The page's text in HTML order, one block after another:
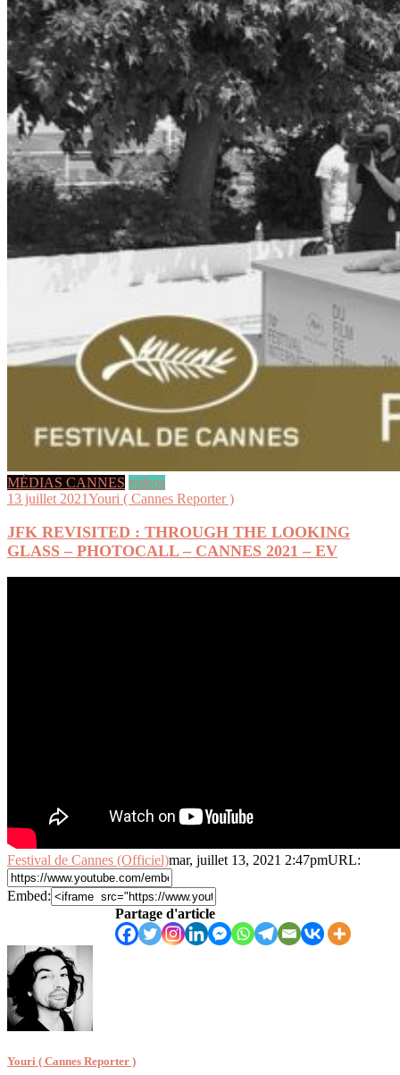
MÉDIAS CANNES videos
13 juillet 2021Youri ( Cannes Reporter )
JFK REVISITED : THROUGH THE LOOKING
GLASS – PHOTOCALL – CANNES 2021 – EV
Festival de Cannes (Officiel)mar, juillet 13, 2021 2:47pmURL:
Embed:
Partage d'article
Youri ( Cannes Reporter )